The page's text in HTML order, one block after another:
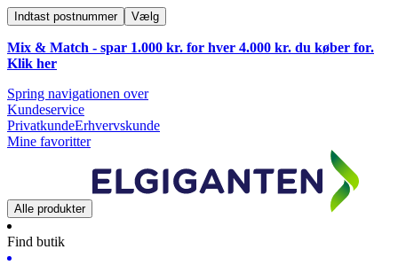
Indtast postnummer Vælg
Mix & Match - spar 1.000 kr. for hver 4.000 kr. du køber for.
Klik her
Spring navigationen over
Kundeservice
PrivatkundeErhvervskunde
Mine favoritter
Alle produkter
Find butik